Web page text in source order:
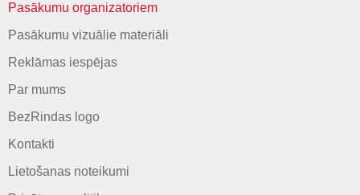
Pasākumu organizatoriem
Pasākumu vizuālie materiāli
Reklāmas iespējas
Par mums
BezRindas logo
Kontakti
Lietošanas noteikumi